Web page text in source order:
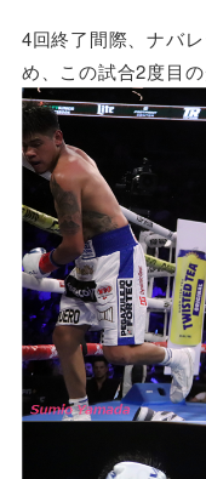
4回終了間際、ナバ
め、この試合2度目の